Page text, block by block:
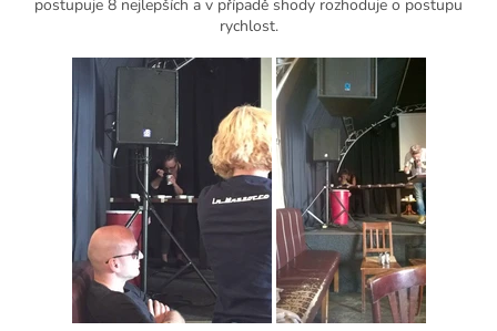
postupuje 8 nejlepších a v případě shody rozhoduje o postupu
rychlost.